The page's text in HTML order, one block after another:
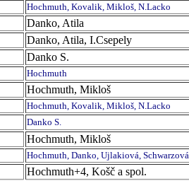
Hochmuth, Kovalik, Mikloš, N.Lacko
Danko, Atila
Danko, Atila, I.Csepely
Danko S.
Hochmuth
Hochmuth, Mikloš
Hochmuth, Kovalik, Mikloš, N.Lacko
Danko S.
Hochmuth, Mikloš
Hochmuth, Danko, Ujlakiová, Schwarzová
Hochmuth+4, Košč a spol.